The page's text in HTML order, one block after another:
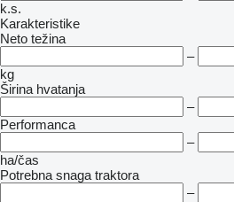
k.s.
Karakteristike
Neto težina
–
kg
Širina hvatanja
–
Performanca
–
ha/čas
Potrebna snaga traktora
–